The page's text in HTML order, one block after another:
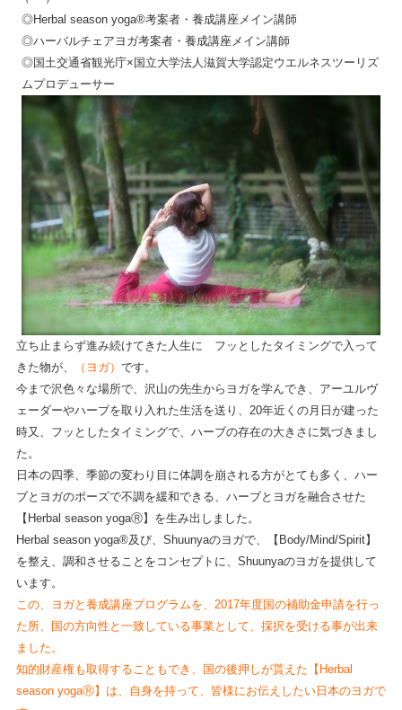
◎Herbal season yoga®考案者・養成講座メイン講師
◎ハーバルチェアヨガ考案者・養成講座メイン講師
◎国土交通省観光庁×国立大学法人滋賀大学認定ウエルネスツーリズ
ムプロデューサー
立ち止まらず進み続けてきた人生に フッとしたタイミングで入って
きた物が、
（ヨガ） です。
今まで沢色々な場所で、沢山の先生からヨガを学んでき、アーユルヴ
ェーダーやハーブを取り入れた生活を送り、20年近くの月日が建った
時又、フッとしたタイミングで、ハーブの存在の大きさに気づきまし
た。
日本の四季、季節の変わり目に体調を崩される方がとても多く、ハー
ブとヨガのポーズで不調を緩和できる、ハーブとヨガを融合させた
【Herbal season yogaⓇ】を生み出しました。
Herbal season yoga®及び、Shuunyaのヨガで、【Body/Mind/Spirit】
を整え、調和させることをコンセプトに、Shuunyaのヨガを提供して
います。
この、ヨガと養成講座プログラムを、2017年度国の補助金申請を行っ
た所、国の方向性と一致している事業として、採択を受ける事が出来
ました。
知的財産権も取得することもでき、国の後押しが貰えた【Herbal
season yogaⓇ】は、自身を持って、皆様にお伝えしたい日本のヨガで